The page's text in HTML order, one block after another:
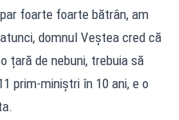
foarte foarte bătrân, am
domnul Veștea cred că
țară de nebuni, trebuia să
prim-miniștri în 10 ani, e o